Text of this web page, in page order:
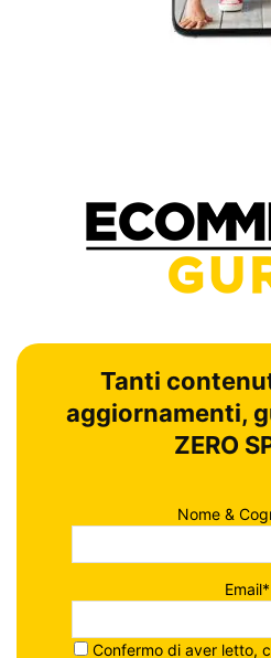
Tanti
aggiornamenti,
ZERO
Nome &
Email*
Confermo di aver letto,